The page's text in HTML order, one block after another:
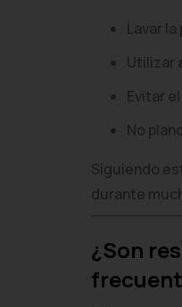
Lavar
Utilizar
Evitar
No
Siguiendo
durante
¿Son